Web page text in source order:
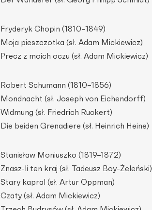
Fryderyk Chopin (1810–1849)
Moja pieszczotka (sł. Adam Mickiewicz)
Precz z moich oczu (sł. Adam Mickiewicz)
Robert Schumann (1810–1856)
Mondnacht (sł. Joseph von Eichendorff)
Widmung (sł. Friedrich Ruckert)
Die beiden Grenadiere (sł. Heinrich Heine)
Stanisław Moniuszko (1819–1872)
Znasz-li ten kraj (sł. Tadeusz Boy-Żeleński)
Stary kapral (sł. Artur Oppman)
Czaty (sł. Adam Mickiewicz)